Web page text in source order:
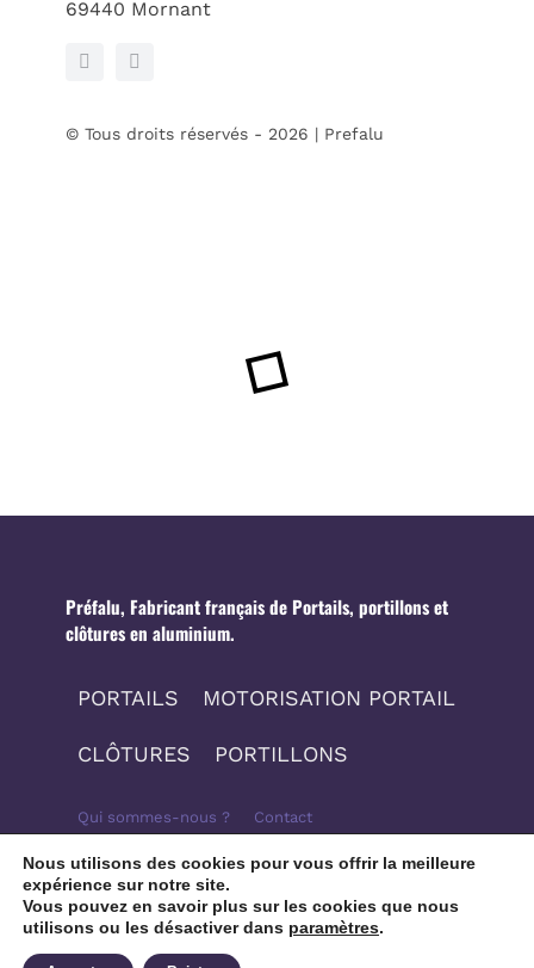
69440 Mornant
© Tous droits réservés - 2026 | Prefalu
Préfalu, Fabricant français de Portails, portillons et
clôtures en aluminium.
PORTAILS MOTORISATION PORTAIL
CLÔTURES PORTILLONS
Qui sommes-nous ? Contact
Mentions légales Politique de confidentialité
Plan du site
Nous utilisons des cookies pour vous offrir la meilleure
expérience sur notre site.
Vous pouvez en savoir plus sur les cookies que nous
utilisons ou les désactiver dans paramètres.